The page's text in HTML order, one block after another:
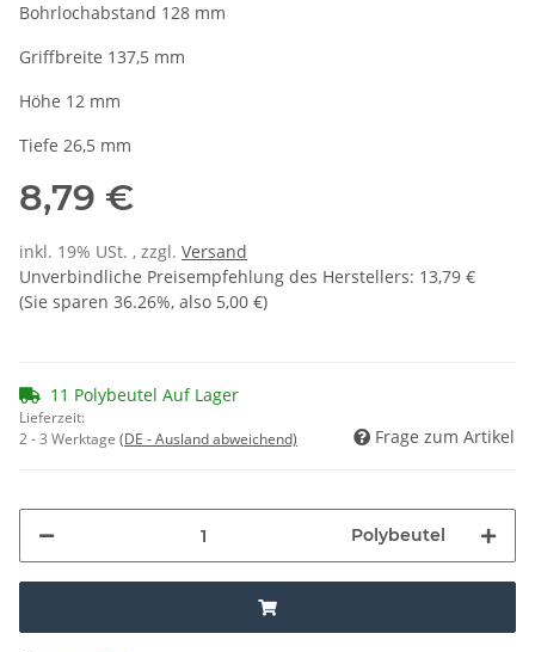
Bohrlochabstand 128 mm
Griffbreite 137,5 mm
Höhe 12 mm
Tiefe 26,5 mm
8,79 €
inkl. 19% USt. , zzgl. Versand
Unverbindliche Preisempfehlung des Herstellers: 13,79 €
(Sie sparen 36.26%, also 5,00 €)
11 Polybeutel Auf Lager
Lieferzeit:
2 - 3 Werktage (DE - Ausland abweichend) Frage zum Artikel
Polybeutel